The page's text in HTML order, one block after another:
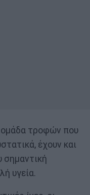
ομάδα τροφών που
έχουν και
σημαντική
υγεία.